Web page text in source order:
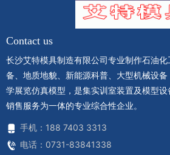
Contact us
长沙艾特模具制造有限公司专业制作石油
备、地质地貌、新能源科普、大型机械设
学展览仿真模型，是集实训室装置及模型设
销售服务为一体的专业综合性企业。
手机：188 7403 3313
电话：0731-83841338